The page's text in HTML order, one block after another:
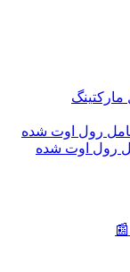
رول اوت شده